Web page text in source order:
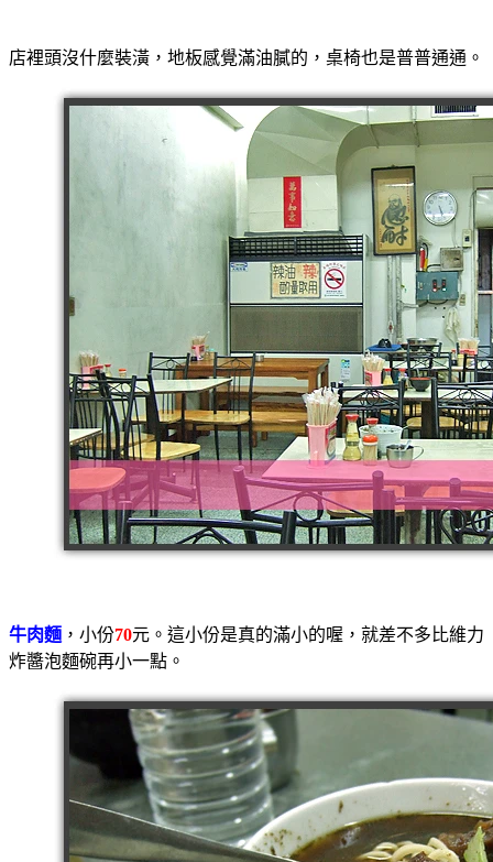
店裡頭沒什麼裝潢，地板感覺滿油膩的，桌椅也是普普通通。
牛肉麵 ，小份70元。這小份是真的滿小的喔，就差不多比維力
炸醬泡麵碗再小一點。